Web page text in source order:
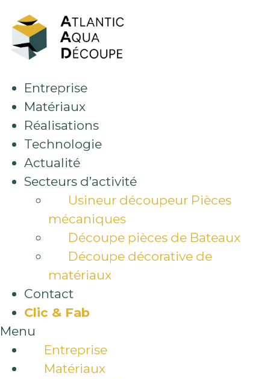
au
contenu
Entreprise
Matériaux
Réalisations
Technologie
Actualité
Secteurs d’activité
Usineur découpeur Pièces
mécaniques
Découpe pièces de Bateaux
Découpe décorative de
matériaux
Contact
Clic & Fab
Menu
Entreprise
Matériaux